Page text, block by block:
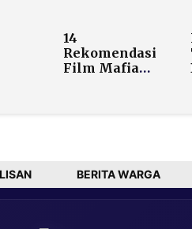
Juga Pikul
Beban Kredit
Bank
PDB
di
14
Rekomendasi
Film Mafia
BERITA WARGA